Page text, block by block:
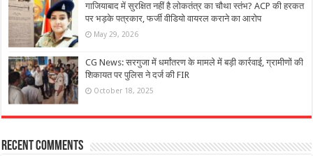
गाजियाबाद में सुरक्षित नहीं है लोकतंत्र का चौथा स्तंभ? ACP की हरकत
पर भड़के पत्रकार, फर्जी वीडियो वायरल कराने का आरोप
May 29, 2026
CG News: सरगुजा में धर्मांतरण के मामले में बड़ी कार्रवाई, ग्रामीणों की
शिकायत पर पुलिस ने दर्ज की FIR
October 18, 2025
Recent Comments